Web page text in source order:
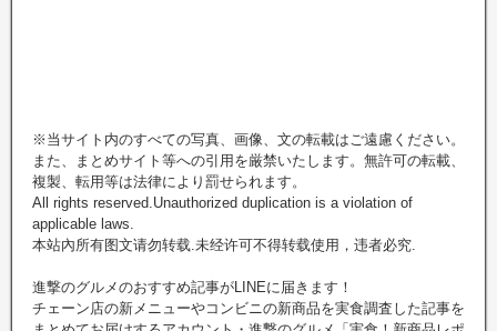
※当サイト内のすべての写真、画像、文の転載はご遠慮ください。
また、まとめサイト等への引用を厳禁いたします。無許可の転載、
複製、転用等は法律により罰せられます。
All rights reserved.Unauthorized duplication is a violation of
applicable laws.
本站內所有图文请勿转载.未经许可不得转载使用，违者必究.
進撃のグルメのおすすめ記事がLINEに届きます！
チェーン店の新メニューやコンビニの新商品を実食調査した記事を